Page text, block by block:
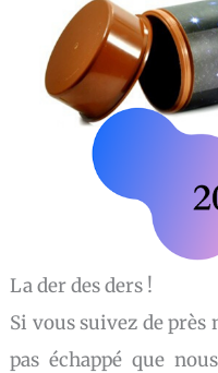
La der des ders !
Si vous suivez de près
pas échappé que